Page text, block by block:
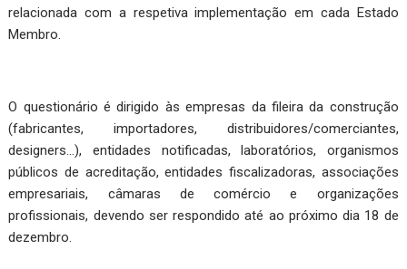
relacionada com a respetiva implementação em cada Estado
Membro.
O questionário é dirigido às empresas da fileira da construção
(fabricantes, importadores, distribuidores/comerciantes,
designers…), entidades notificadas, laboratórios, organismos
públicos de acreditação, entidades fiscalizadoras, associações
empresariais, câmaras de comércio e organizações
profissionais, devendo ser respondido até ao próximo dia 18 de
dezembro.